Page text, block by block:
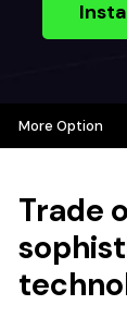
More Option
Trade